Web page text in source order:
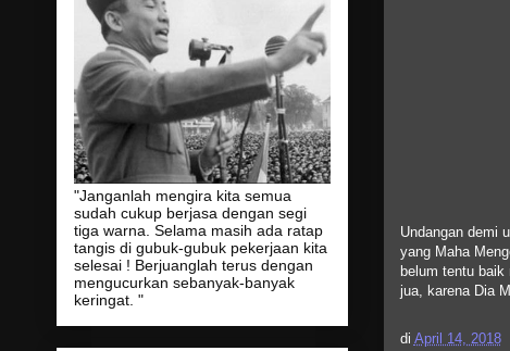
Undangan demi
yang Maha
belum tentu baik
jua, karena Dia
di April 14, 2018
"Janganlah mengira kita semua
sudah cukup berjasa dengan segi
tiga warna. Selama masih ada ratap
tangis di gubuk-gubuk pekerjaan kita
selesai ! Berjuanglah terus dengan
mengucurkan sebanyak-banyak
keringat. "